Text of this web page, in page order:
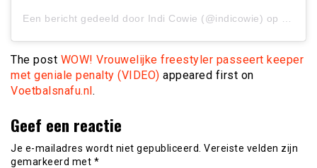
Een bericht gedeeld door Indi Cowie (@indicowie) op
The post WOW! Vrouwelijke freestyler passeert keeper
met geniale penalty (VIDEO) appeared first on
Voetbalsnafu.nl.
Geef een reactie
Je e-mailadres wordt niet gepubliceerd. Vereiste velden zijn
gemarkeerd met *